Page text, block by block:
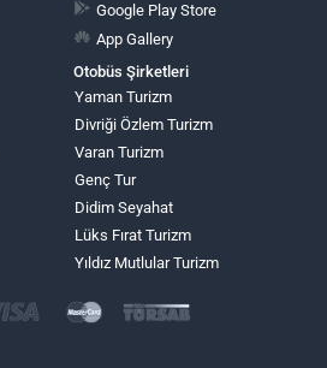
Google Play Store
App Gallery
Otobüs Şirketleri
Yaman Turizm
Divriği Özlem Turizm
Varan Turizm
Genç Tur
Didim Seyahat
Lüks Fırat Turizm
Yıldız Mutlular Turizm